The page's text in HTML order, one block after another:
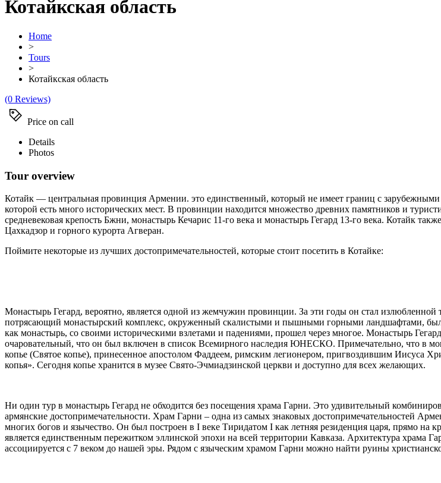
Котайкская область
Home
>
Tours
>
Котайкская область
(0 Reviews)
Price on call
Details
Photos
Tour overview
Котайк — центральная провинция Армении. это единственный, который не имеет границ с
которой есть много исторических мест. В провинции находится множество древних памятников и
средневековая крепость Бжни, монастырь Кечарис 11-го века и монастырь Гегард 13-го века. Котайк
Цахкадзор и горного курорта Агверан.
Поймите некоторые из лучших достопримечательностей, которые стоит посетить в Котайке:
Монастырь Гегард, вероятно, является одной из жемчужин провинции. За эти годы он стал
потрясающий монастырский комплекс, окруженный скалистыми и пышными горными ландшафтами, был
как монастырь, со своими историческими взлетами и падениями, прошел через многое. Монастырь
очаровательный, что он был включен в список Всемирного наследия ЮНЕСКО. Примечательно, что в
копье (Святое копье), принесенное апостолом Фаддеем, римским легионером, пригвоздившим Иисуса
копья». Сегодня копье хранится в музее Свято-Эчмиадзинской церкви и доступно для всех желающих.
Ни один тур в монастырь Гегард не обходится без посещения храма Гарни. Это удивительный
армянские достопримечательности. Храм Гарни – одна из самых знаковых достопримечательностей
многих богов и язычество. Он был построен в I веке Тиридатом I как летняя резиденция царя, прямо
является единственным пережитком эллинской эпохи на всей территории Кавказа. Архитектура храма
ассоциируется с 7 веком до нашей эры. Рядом с языческим храмом Гарни можно найти руины